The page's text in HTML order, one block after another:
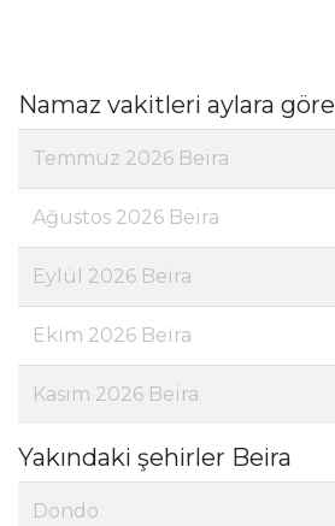
Namaz vakitleri aylara göre
Temmuz 2026 Beira
Ağustos 2026 Beira
Eylül 2026 Beira
Ekim 2026 Beira
Kasım 2026 Beira
Yakındaki şehirler Beira
Dondo